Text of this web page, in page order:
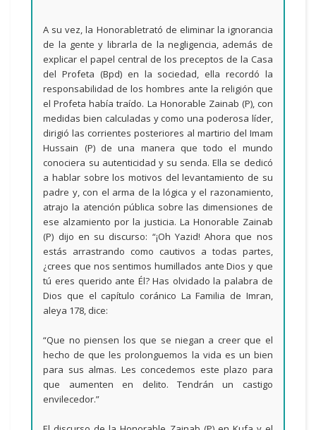
A su vez, la Honorabletrató de eliminar la ignorancia
de la gente y librarla de la negligencia, además de
explicar el papel central de los preceptos de la Casa
del Profeta (Bpd) en la sociedad, ella recordó la
responsabilidad de los hombres ante la religión que
el Profeta había traído. La Honorable Zainab (P), con
medidas bien calculadas y como una poderosa líder,
dirigió las corrientes posteriores al martirio del Imam
Hussain (P) de una manera que todo el mundo
conociera su autenticidad y su senda. Ella se dedicó
a hablar sobre los motivos del levantamiento de su
padre y, con el arma de la lógica y el razonamiento,
atrajo la atención pública sobre las dimensiones de
ese alzamiento por la justicia. La Honorable Zainab
(P) dijo en su discurso: “¡Oh Yazid! Ahora que nos
estás arrastrando como cautivos a todas partes,
¿crees que nos sentimos humillados ante Dios y que
tú eres querido ante Él? Has olvidado la palabra de
Dios que el capítulo coránico La Familia de Imran,
aleya 178, dice:
“Que no piensen los que se niegan a creer que el
hecho de que les prolonguemos la vida es un bien
para sus almas. Les concedemos este plazo para
que aumenten en delito. Tendrán un castigo
envilecedor.”